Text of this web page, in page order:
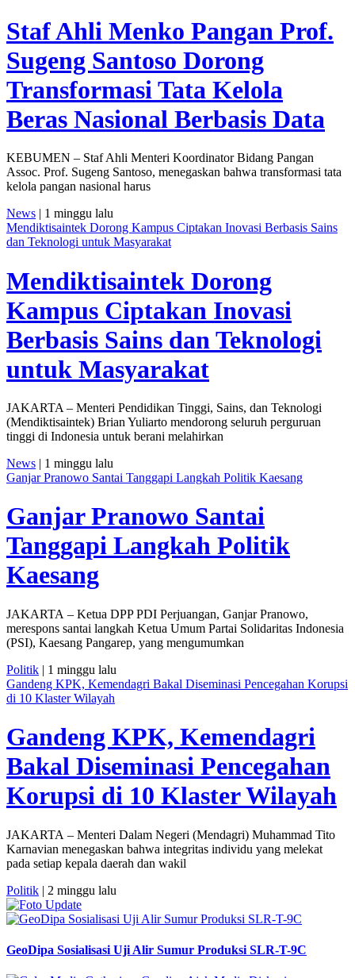
Staf Ahli Menko Pangan Prof.
Sugeng Santoso Dorong
Transformasi Tata Kelola
Beras Nasional Berbasis Data
KEBUMEN – Staf Ahli Menteri Koordinator Bidang Pangan
Assoc. Prof. Sugeng Santoso, menegaskan bahwa transformasi tata
kelola pangan nasional harus
News | 1 minggu lalu
Mendiktisaintek Dorong Kampus Ciptakan Inovasi Berbasis Sains
dan Teknologi untuk Masyarakat
Mendiktisaintek Dorong
Kampus Ciptakan Inovasi
Berbasis Sains dan Teknologi
untuk Masyarakat
JAKARTA – Menteri Pendidikan Tinggi, Sains, dan Teknologi
(Mendiktisaintek) Brian Yuliarto mendorong seluruh perguruan
tinggi di Indonesia untuk berani melahirkan
News | 1 minggu lalu
Ganjar Pranowo Santai Tanggapi Langkah Politik Kaesang
Ganjar Pranowo Santai
Tanggapi Langkah Politik
Kaesang
JAKARTA – Ketua DPP PDI Perjuangan, Ganjar Pranowo,
merespons santai langkah Ketua Umum Partai Solidaritas Indonesia
(PSI), Kaesang Pangarep, yang mengumumkan
Politik | 1 minggu lalu
Gandeng KPK, Kemendagri Bakal Diseminasi Pencegahan Korupsi
di 10 Klaster Wilayah
Gandeng KPK, Kemendagri
Bakal Diseminasi Pencegahan
Korupsi di 10 Klaster Wilayah
JAKARTA – Menteri Dalam Negeri (Mendagri) Muhammad Tito
Karnavian menegaskan bahwa integritas individu yang melekat
pada setiap kepala daerah dan wakil
Politik | 2 minggu lalu
GeoDipa Sosialisasi Uji Alir Sumur Produksi SLR-T-9C